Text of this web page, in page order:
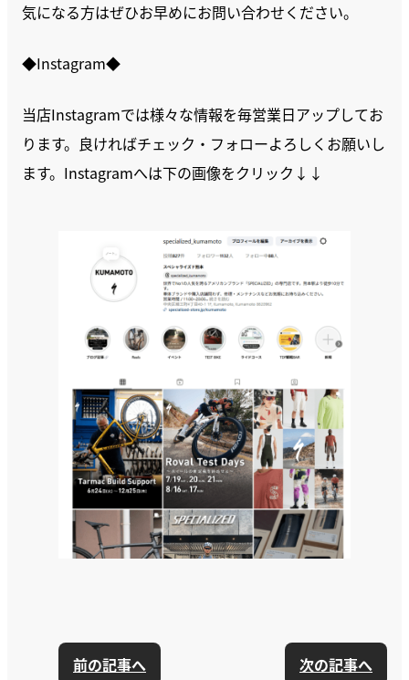
気になる方はぜひお早めにお問い合わせください。
◆Instagram◆
当店Instagramでは様々な情報を毎営業日アップしてお
ります。良ければチェック・フォローよろしくお願いし
ます。Instagramへは下の画像をクリック↓↓
前の記事へ 次の記事へ